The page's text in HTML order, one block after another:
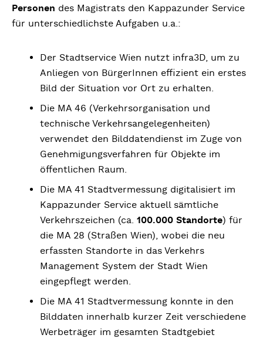
Personen des Magistrats den Kappazunder Service
für unterschiedlichste Aufgaben u.a.:
Der Stadtservice Wien nutzt infra3D, um zu
Anliegen von BürgerInnen effizient ein erstes
Bild der Situation vor Ort zu erhalten.
Die MA 46 (Verkehrsorganisation und
technische Verkehrsangelegenheiten)
verwendet den Bilddatendienst im Zuge von
Genehmigungsverfahren für Objekte im
öffentlichen Raum.
Die MA 41 Stadtvermessung digitalisiert im
Kappazunder Service aktuell sämtliche
Verkehrszeichen (ca. 100.000 Standorte) für
die MA 28 (Straßen Wien), wobei die neu
erfassten Standorte in das Verkehrs
Management System der Stadt Wien
eingepflegt werden.
Die MA 41 Stadtvermessung konnte in den
Bilddaten innerhalb kurzer Zeit verschiedene
Werbeträger im gesamten Stadtgebiet